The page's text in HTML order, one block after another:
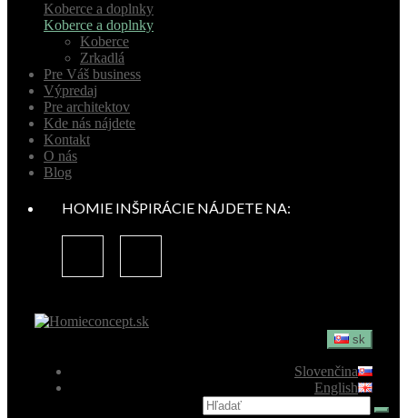
Koberce a doplnky
Koberce a doplnky
Koberce
Zrkadlá
Pre Váš business
Výpredaj
Pre architektov
Kde nás nájdete
Kontakt
O nás
Blog
HOMIE INŠPIRÁCIE NÁJDETE NA:
sk
Slovenčina
English